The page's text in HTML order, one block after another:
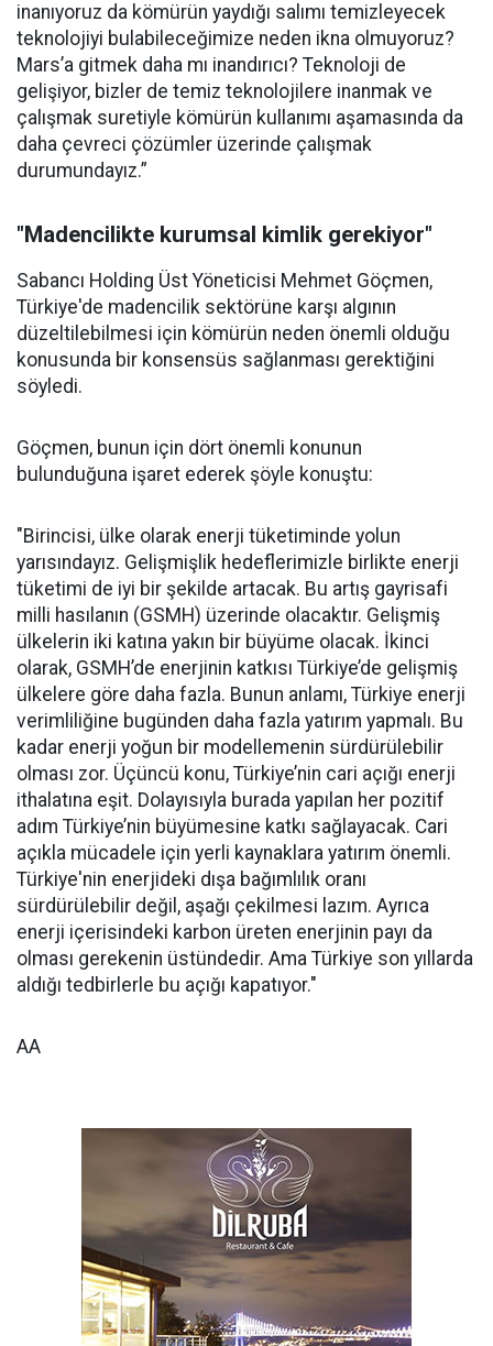
inanıyoruz da kömürün yaydığı salımı temizleyecek
teknolojiyi bulabileceğimize neden ikna olmuyoruz?
Mars’a gitmek daha mı inandırıcı? Teknoloji de
gelişiyor, bizler de temiz teknolojilere inanmak ve
çalışmak suretiyle kömürün kullanımı aşamasında da
daha çevreci çözümler üzerinde çalışmak
durumundayız.”
"Madencilikte kurumsal kimlik gerekiyor"
Sabancı Holding Üst Yöneticisi Mehmet Göçmen,
Türkiye'de madencilik sektörüne karşı algının
düzeltilebilmesi için kömürün neden önemli olduğu
konusunda bir konsensüs sağlanması gerektiğini
söyledi.
Göçmen, bunun için dört önemli konunun
bulunduğuna işaret ederek şöyle konuştu:
"Birincisi, ülke olarak enerji tüketiminde yolun
yarısındayız. Gelişmişlik hedeflerimizle birlikte enerji
tüketimi de iyi bir şekilde artacak. Bu artış gayrisafi
milli hasılanın (GSMH) üzerinde olacaktır. Gelişmiş
ülkelerin iki katına yakın bir büyüme olacak. İkinci
olarak, GSMH’de enerjinin katkısı Türkiye’de gelişmiş
ülkelere göre daha fazla. Bunun anlamı, Türkiye enerji
verimliliğine bugünden daha fazla yatırım yapmalı. Bu
kadar enerji yoğun bir modellemenin sürdürülebilir
olması zor. Üçüncü konu, Türkiye’nin cari açığı enerji
ithalatına eşit. Dolayısıyla burada yapılan her pozitif
adım Türkiye’nin büyümesine katkı sağlayacak. Cari
açıkla mücadele için yerli kaynaklara yatırım önemli.
Türkiye'nin enerjideki dışa bağımlılık oranı
sürdürülebilir değil, aşağı çekilmesi lazım. Ayrıca
enerji içerisindeki karbon üreten enerjinin payı da
olması gerekenin üstündedir. Ama Türkiye son yıllarda
aldığı tedbirlerle bu açığı kapatıyor."
AA